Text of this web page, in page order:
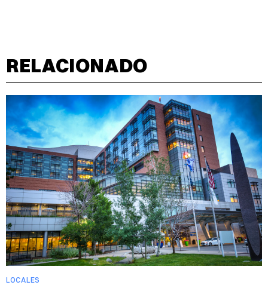
RELACIONADO
LOCALES